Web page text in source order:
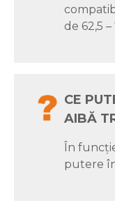
de 62,5 –
CE
AIBĂ
În
putere